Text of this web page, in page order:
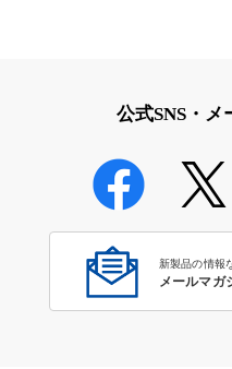
公式SNS・
新製品の情報
メールマガ